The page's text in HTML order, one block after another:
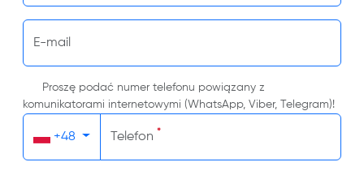
E-mail
Proszę podać numer telefonu powiązany z
komunikatorami internetowymi (WhatsApp, Viber, Telegram)!
+48 Telefon *